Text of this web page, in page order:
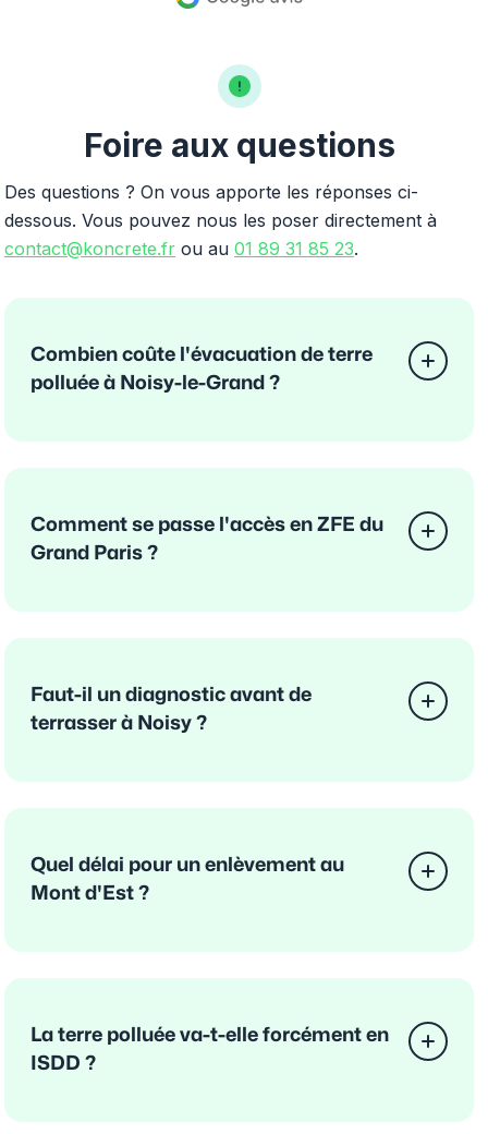
Foire aux questions
Des questions ? On vous apporte les réponses ci-
dessous. Vous pouvez nous les poser directement à
contact@koncrete.fr ou au 01 89 31 85 23.
Combien coûte l'évacuation de terre
polluée à Noisy-le-Grand ?
Comment se passe l'accès en ZFE du
Grand Paris ?
Faut-il un diagnostic avant de
terrasser à Noisy ?
Quel délai pour un enlèvement au
Mont d'Est ?
La terre polluée va-t-elle forcément en
ISDD ?